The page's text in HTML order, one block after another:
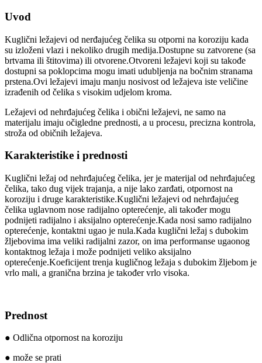
Uvod
Kuglični ležajevi od nerđajućeg čelika su otporni na koroziju kada
su izloženi vlazi i nekoliko drugih medija.Dostupne su zatvorene (sa
brtvama ili štitovima) ili otvorene.Otvoreni ležajevi koji su takođe
dostupni sa poklopcima mogu imati udubljenja na bočnim stranama
prstena.Ovi ležajevi imaju manju nosivost od ležajeva iste veličine
izrađenih od čelika s visokim udjelom kroma.
Ležajevi od nehrđajućeg čelika i obični ležajevi, ne samo na
materijalu imaju očigledne prednosti, a u procesu, precizna kontrola,
stroža od običnih ležajeva.
Karakteristike i prednosti
Kuglični ležaj od nehrđajućeg čelika, jer je materijal od nehrđajućeg
čelika, tako dug vijek trajanja, a nije lako zarđati, otpornost na
koroziju i druge karakteristike.Kuglični ležajevi od nehrđajućeg
čelika uglavnom nose radijalno opterećenje, ali također mogu
podnijeti radijalno i aksijalno opterećenje.Kada nosi samo radijalno
opterećenje, kontaktni ugao je nula.Kada kuglični ležaj s dubokim
žljebovima ima veliki radijalni zazor, on ima performanse ugaonog
kontaktnog ležaja i može podnijeti veliko aksijalno
opterećenje.Koeficijent trenja kugličnog ležaja s dubokim žljebom je
vrlo mali, a granična brzina je također vrlo visoka.
Prednost
● Odlična otpornost na koroziju
● može se prati